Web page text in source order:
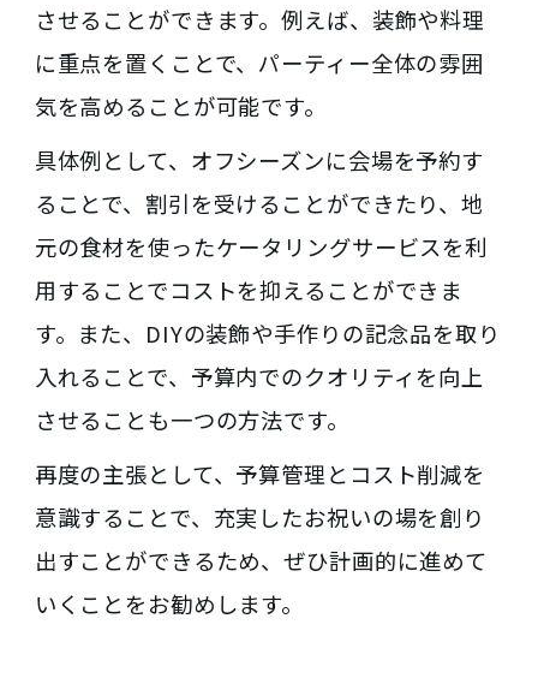
させることができます。例えば、装飾や料理
に重点を置くことで、パーティー全体の雰囲
気を高めることが可能です。
具体例として、オフシーズンに会場を予約す
ることで、割引を受けることができたり、地
元の食材を使ったケータリングサービスを利
用することでコストを抑えることができま
す。また、DIYの装飾や手作りの記念品を取り
入れることで、予算内でのクオリティを向上
させることも一つの方法です。
再度の主張として、予算管理とコスト削減を
意識することで、充実したお祝いの場を創り
出すことができるため、ぜひ計画的に進めて
いくことをお勧めします。